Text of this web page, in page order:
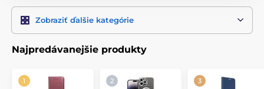
Zobraziť ďalšie kategórie
Najpredávanejšie produkty